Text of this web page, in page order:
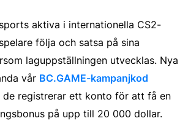
aktiva i internationella CS2-
följa och satsa på sina
laguppställningen utvecklas. Nya
vår BC.GAME-kampanjkod
de registrerar ett konto för att få en
på upp till 20 000 dollar.